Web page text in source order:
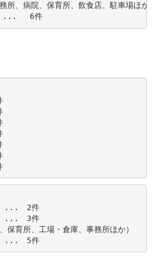
所、病院、保育所、飲食店、駐車場ほか
件
...　2件
...　3件
保育所、工場・倉庫、事務所ほか）